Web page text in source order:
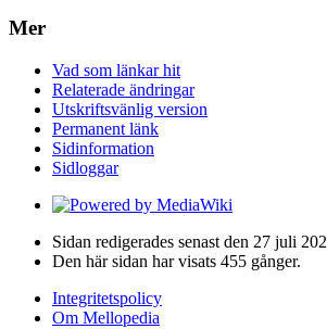
Mer
Vad som länkar hit
Relaterade ändringar
Utskriftsvänlig version
Permanent länk
Sidinformation
Sidloggar
Sidan redigerades senast den 27 juli
Den här sidan har visats 455 gånger.
Integritetspolicy
Om Mellopedia